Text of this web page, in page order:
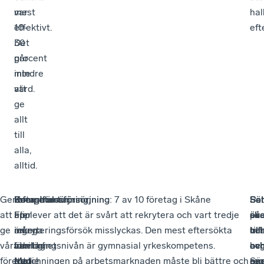
mest
effektivt.
Det
går
inte
att
ge
allt
till
alla,
alltid.
var
10-
30
procent
mindre
värd.
Genom
att
ge
våra
företag
Det
är
ingen
hemlighet
att
Infrastruktur:
För
många
företag
runt
Energiförsörjning:
Fler
än
var
tredje
Kompetensförsörjning: 7 av 10 företag i Skåne
upplever att det är svårt att rekrytera och vart tredje
rekryteringsförsök misslyckas. Den mest eftersökta
utbildningsnivån är gymnasial yrkeskompetens.
Matchningen på arbetsmarknaden måste bli bättre och
på
Se
är
av